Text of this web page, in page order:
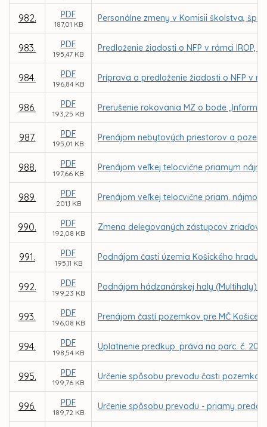
982. PDF
187,01 KB
Personálne zmeny v Komisii školstva,
983. PDF
195,47 KB
Predloženie žiadosti o NFP v rámci IROP,
984. PDF
196,84 KB
Príprava a predloženie žiadosti o NFP v
986. PDF
193,25 KB
Prerušenie rokovania MZ o bode
987. PDF
195,01 KB
Prenájom nebytových priestorov a
988. PDF
197,66 KB
Prenájom veľkej telocvične priamym
989. PDF
201,1 KB
Prenájom veľkej telocvične priam.
990. PDF
192,08 KB
Zmena delegovaných zástupcov
991. PDF
195,11 KB
Podnájom časti územia Košického hradu
992. PDF
199,23 KB
Podnájom hádzanárskej haly (Multihaly)
993. PDF
196,08 KB
Prenájom častí pozemkov pre MČ Košice
994. PDF
198,54 KB
Uplatnenie predkup. práva na parc. č.
995. PDF
199,76 KB
Určenie spôsobu prevodu časti
996. PDF
189,72 KB
Určenie spôsobu prevodu - priamy predaj